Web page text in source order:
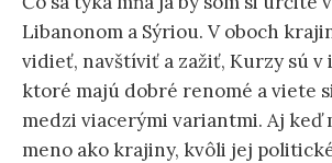
Libanonom a Sýriou. V oboch
vidieť, navštíviť a zažiť, Kurzy sú v
ktoré majú dobré renomé a viete
medzi viacerými variantmi. Aj keď
meno ako krajiny, kvôli jej